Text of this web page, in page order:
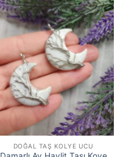
DOĞAL TAŞ KOLYE UCU